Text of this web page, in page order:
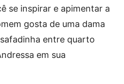
se inspirar e apimentar a
gosta de uma dama
entre quarto
em sua